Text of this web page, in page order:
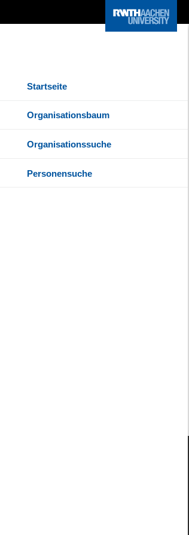
Startseite
Organisationsbaum
Organisationssuche
Personensuche